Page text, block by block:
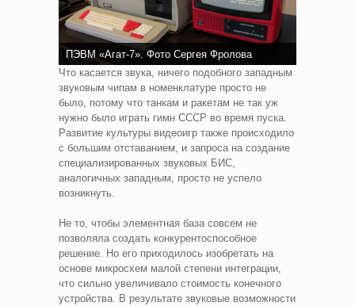
ПЭВМ «Агат-7». Фото Сергея Фролова
Что касается звука, ничего подобного западным
звуковым чипам в номенклатуре просто не
было, потому что танкам и ракетам не так уж
нужно было играть гимн СССР во время пуска.
Развитие культуры видеоигр также происходило
с большим отставанием, и запроса на создание
специализированных звуковых БИС,
аналогичных западным, просто не успело
возникнуть.
Не то, чтобы элементная база совсем не
позволяла создать конкурентоспособное
решение. Но его приходилось изобретать на
основе микросхем малой степени интеграции,
что сильно увеличивало стоимость конечного
устройства. В результате звуковые возможности